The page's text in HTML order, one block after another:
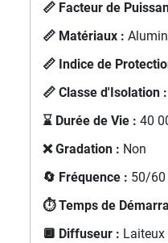
📏 Facteur de
📏 Matériaux :
📏 Indice de
📏 Classe d'Isolation :
⌛ Durée de Vie : 40
❌ Gradation : Non
🔄 Fréquence : 50/60
⏱️ Temps de
🔲 Diffuseur : Laiteux